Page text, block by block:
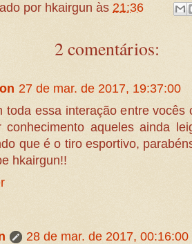
por hkairgun às21:36
2 comentários:
27 de mar. de 2017, 19:37:00
toda essa interação entre vocês
conhecimento aqueles ainda
que é o tiro esportivo,
hkairgun!!
28 de mar. de 2017, 00:16:00